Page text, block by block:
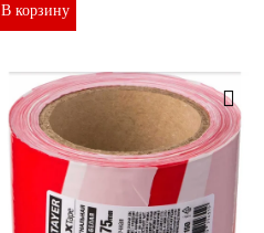
В корзину